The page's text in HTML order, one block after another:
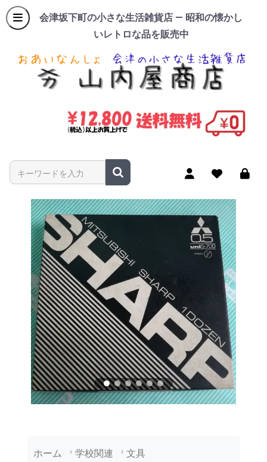
会津坂下町の小さな生活雑貨店 — 昭和の懐かし
いレトロな品を販売中
商品名やキーワードを入力
ホーム 学校関連 文具